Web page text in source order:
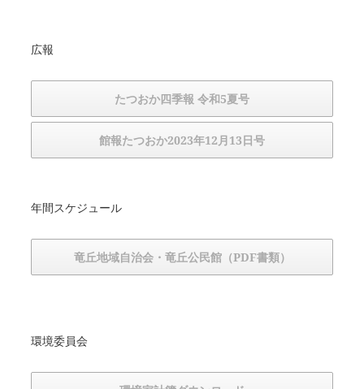
広報
たつおか四季報 令和5夏号
館報たつおか2023年12月13日号
年間スケジュール
竜丘地域自治会・竜丘公民館（PDF書類）
環境委員会